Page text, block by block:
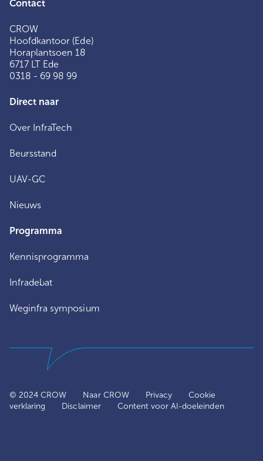
Contact
CROW
Hoofdkantoor (Ede)
Horaplantsoen 18
6717 LT Ede
0318 - 69 98 99
Direct naar
Over InfraTech
Beursstand
UAV-GC
Nieuws
Programma
Kennisprogramma
Infradebat
Weginfra symposium
© 2024 CROW Naar CROW Privacy
Cookie
verklaring
Disclaimer Content voor AI-doeleinden